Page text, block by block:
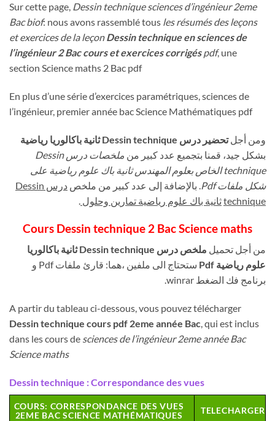
Sur cette page, Dessin technique sciences d’ingénieur 2eme
Bac biof: nous avons rassemblé tous les résumés des leçons
et exercices de la leçonDessin technique en sciences de
l’ingénieur 2 Bac cours et exercices corrigéspdf, une
section Science maths 2 Bac pdf
En plus d’une série d’exercices paramétriques, sciences de
l’ingénieur, premier année bac Science Mathématiques pdf
ومن أجلتحضير درس Dessin technique
ثانية باكالوريا رياضية
بشكل جيد، قمنا بتجميع عدد كبير من
ملخصات درس Dessin
technique الخاص بعلوم المهندس ثانية باك علوم رياضية على
شكل ملفات Pdf
. بالإضافة إلى عدد كبير من ملخص
درس Dessin
techniqueثانية باك علوم رياضية تمارين وحلول .
Cours Dessin technique 2 Bac Science maths
من أجل تحميل ملخص درس Dessin technique
ثانية باكالوريا
علوم رياضية Pdf
ستحتاج الى ملفين ،هما: قارئ ملفات Pdf و
برنامج فك الضغط winrar.
A partir du tableau ci-dessous, vous pouvez télécharger
Dessin technique cours pdf 2eme année Bac, qui est inclus
dans les cours de sciences de l’ingénieur 2eme année Bac
Science maths
Dessin technique : Correspondance des vues
TELECHARGER
COURS: CORRESPONDANCE DES VUES
2EME BAC SCIENCE MATHÉMATIQUES